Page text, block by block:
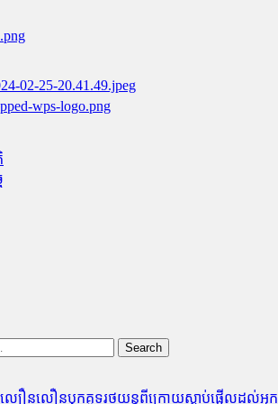
ល្បឿនលឿនបុកគូទរថយន្តពីក្រោយស្លាប់ផ្អើលដល់អ្ន